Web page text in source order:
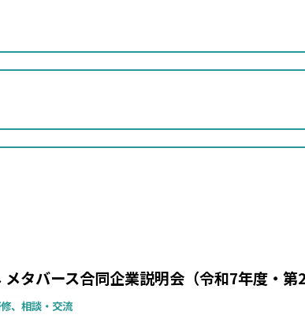
タバース合同企業説明会（令和7年度・第
、相談・交流